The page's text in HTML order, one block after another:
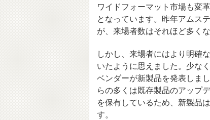
ワイドフォーマット市場も変
となっています。昨年アムス
が、来場者数はそれほど多く
しかし、来場者にはより明確
いたように思えました。少な
ベンダーが新製品を発表しま
らの多くは既存製品のアップ
を保有しているため、新製品
す。